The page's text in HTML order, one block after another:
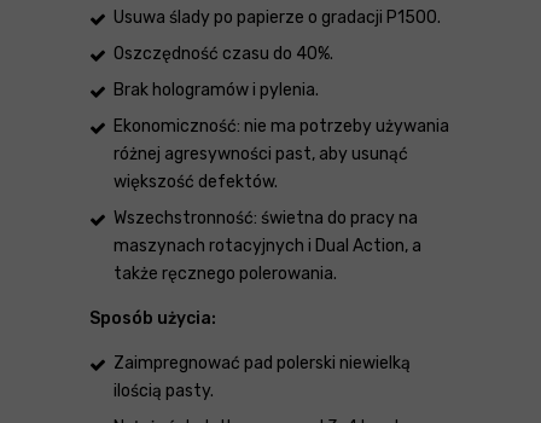
Usuwa ślady po papierze o gradacji P1500.
Oszczędność czasu do 40%.
Brak hologramów i pylenia.
Ekonomiczność: nie ma potrzeby używania
różnej agresywności past, aby usunąć
większość defektów.
Wszechstronność: świetna do pracy na
maszynach rotacyjnych i Dual Action, a
także ręcznego polerowania.
Sposób użycia:
Zaimpregnować pad polerski niewielką
ilością pasty.